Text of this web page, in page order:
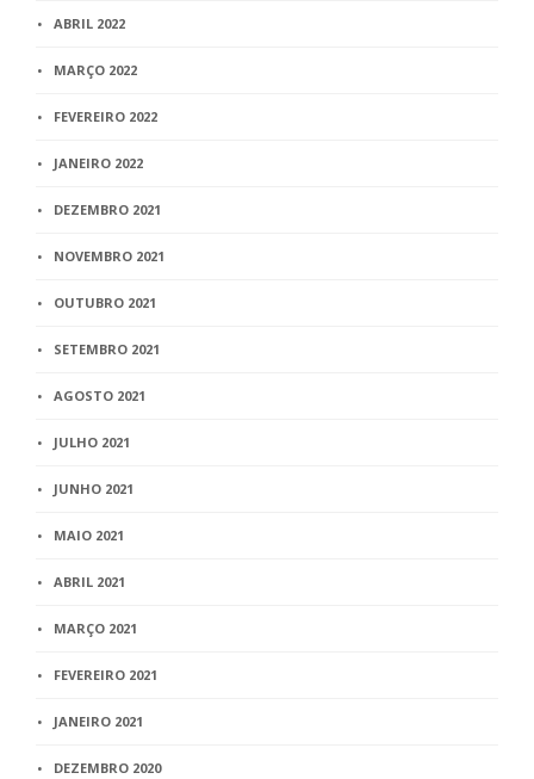
ABRIL 2022
MARÇO 2022
FEVEREIRO 2022
JANEIRO 2022
DEZEMBRO 2021
NOVEMBRO 2021
OUTUBRO 2021
SETEMBRO 2021
AGOSTO 2021
JULHO 2021
JUNHO 2021
MAIO 2021
ABRIL 2021
MARÇO 2021
FEVEREIRO 2021
JANEIRO 2021
DEZEMBRO 2020